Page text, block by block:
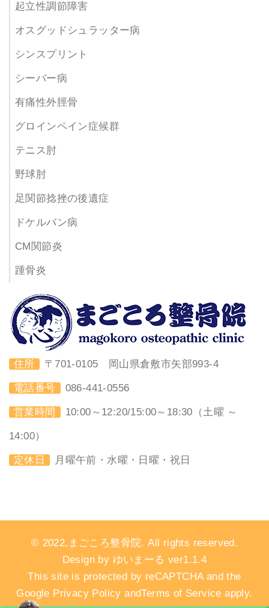
起立性調節障害
オスグッドシュラッター病
シンスプリント
シーバー病
有痛性外脛骨
グロインペイン症候群
テニス肘
野球肘
足関節捻挫の後遺症
ドケルバン病
CM関節炎
踵骨炎
住所 〒701-0105 岡山県倉敷市矢部993-4
電話番号 086-441-0556
営業時間 10:00～12:20/15:00～18:30（土曜 ～
14:00）
定休日 月曜午前・水曜・日曜・祝日
© 2022,まごころ整骨院. All rights reserved.
Design by ゆいまーる ver1.1.4
This site is protected by reCAPTCHA and the
Google Privacy Policy andTerms of Service apply.